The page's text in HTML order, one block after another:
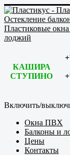
Пластиковые
лоджий
КАШИРА
СТУПИНО
Включить/
Окна ПВХ
Балконы и
Цены
Контакты